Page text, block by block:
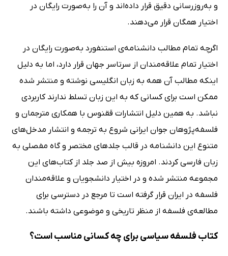
و به‌روزرسانی دقیق قرار داده‌اند و آن را به‌صورت رایگان در
اختیار همگان قرار می‌دهند.
اگرچه تمام مطالب دانشنامه‌ی استنفورد به‌صورت رایگان در
اختیار تمام علاقه‌مندان از سرتاسر جهان قرار دارد، اما به دلیل
اینکه مطالب آن همه به زبان انگلیسی نوشته و منتشر شده
ممکن است برای کسانی که به این زبان تسلط ندارند کاربردی
نباشد. به همین دلیل انتشارات ققنوس با همکاری مترجمان و
فلسفه‌پژوهان جوان ایرانی شروع به ترجمه و انتشار مدخل‌های
متنوع این دانشنامه در قالب جلدهای مختصر و گاه مفصلی به
زبان فارسی کردند. امروزه بیش از صد جلد از کتاب‌های این
مجموعه منتشر شده و در اختیار دانشجویان و علاقه‌مندان
فلسفه در ایران قرار گرفته است تا مرجع در دسترسی برای
مطالعه‌ی فلسفه از منظر تاریخی و موضوعی داشته باشند.
کتاب فلسفه سیاسی برای چه کسانی مناسب است؟